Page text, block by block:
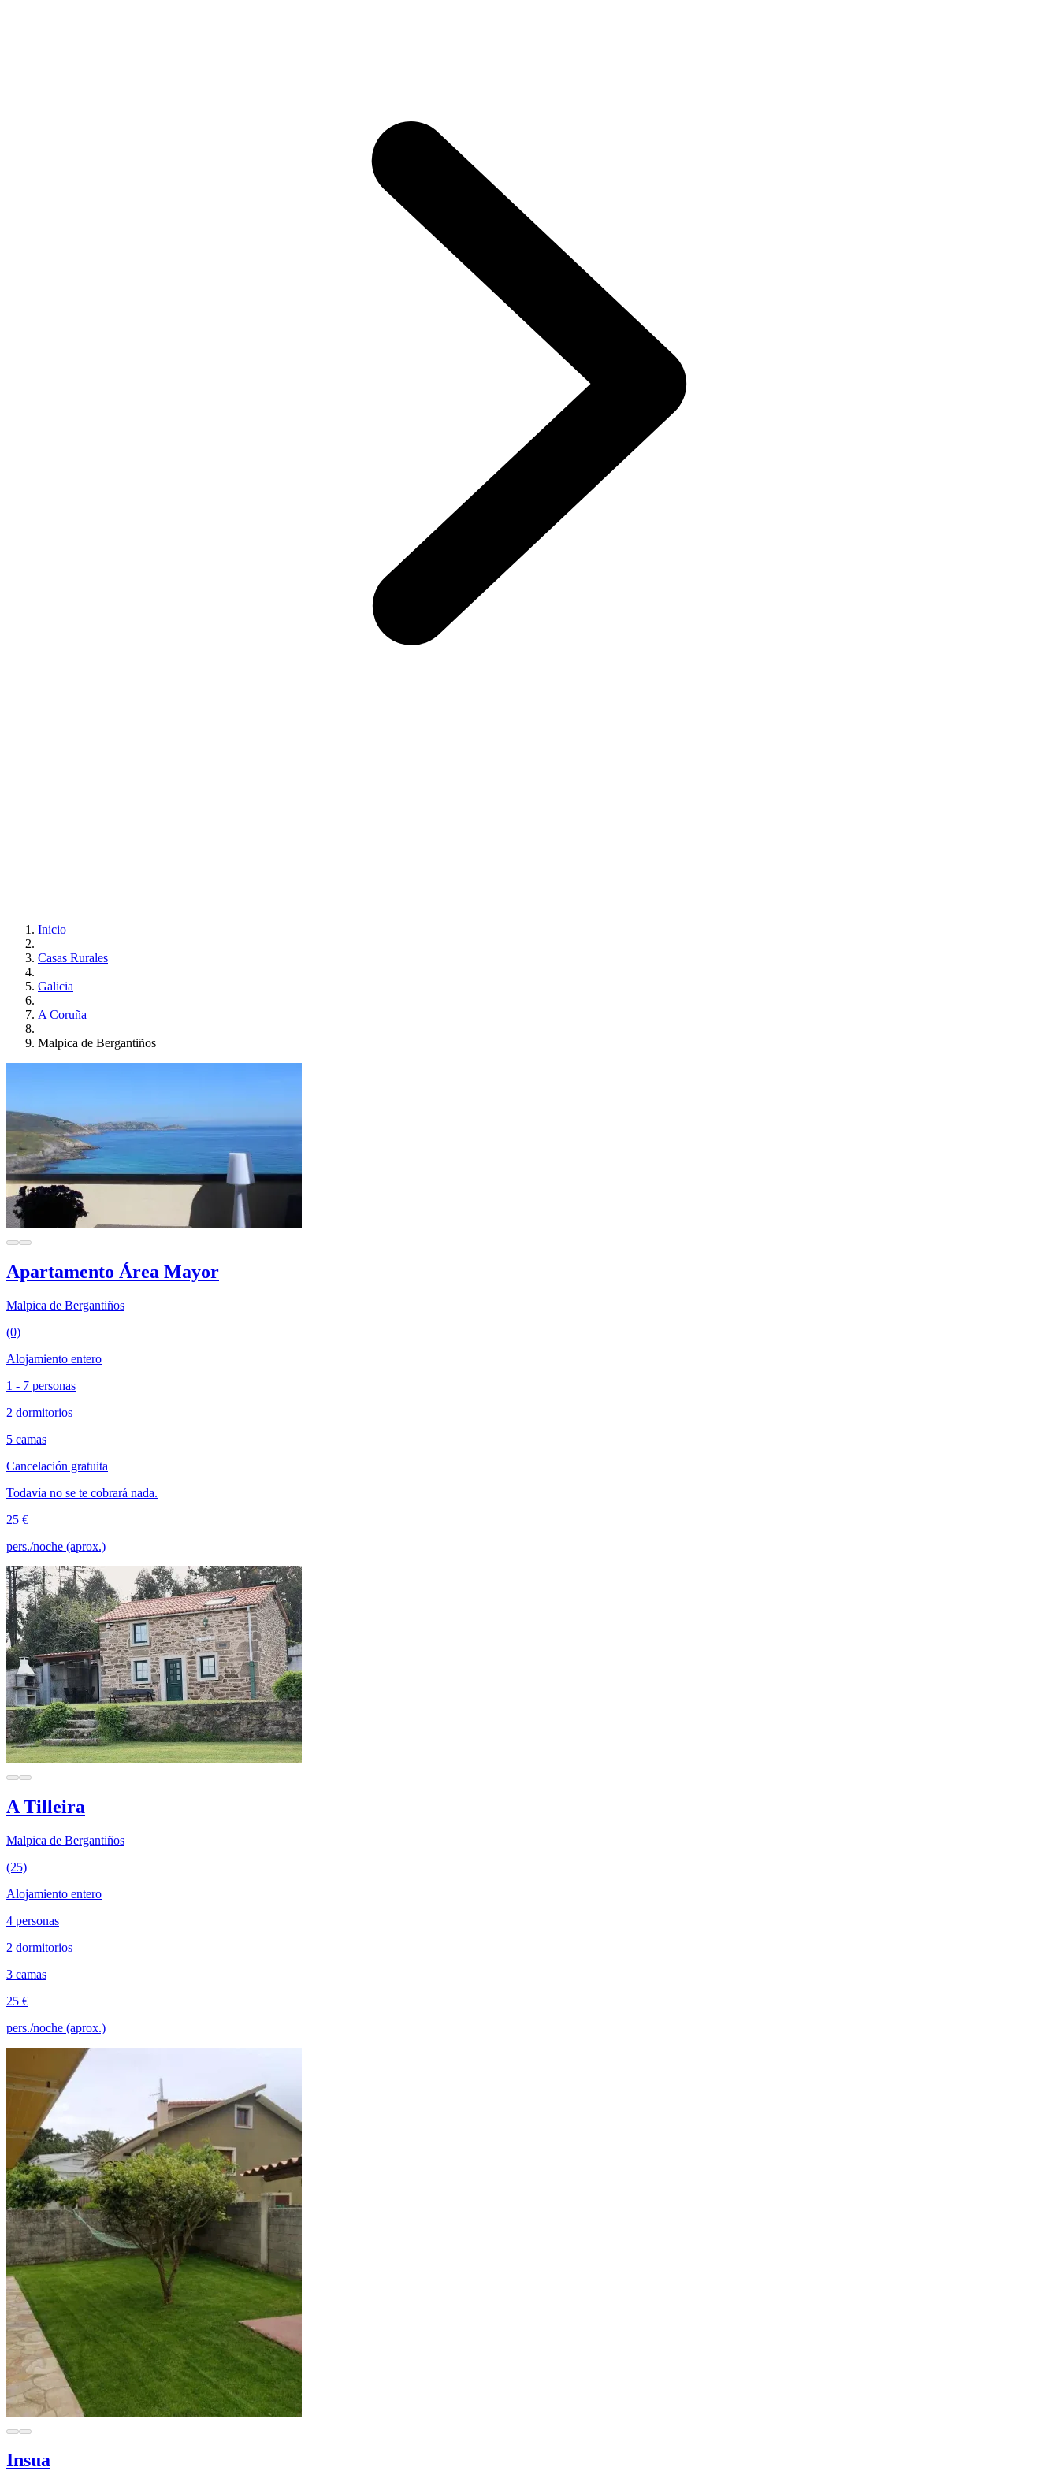
Inicio
Casas Rurales
Galicia
A Coruña
Malpica de Bergantiños
Apartamento Área Mayor
Malpica de Bergantiños
(0)
Alojamiento entero
1 - 7 personas
2 dormitorios
5 camas
Cancelación gratuita
Todavía no se te cobrará nada.
25 €
pers./noche (aprox.)
A Tilleira
Malpica de Bergantiños
(25)
Alojamiento entero
4 personas
2 dormitorios
3 camas
25 €
pers./noche (aprox.)
Insua